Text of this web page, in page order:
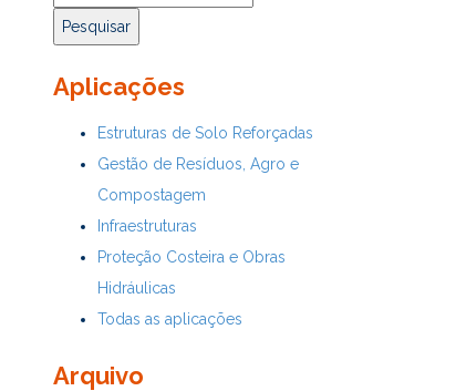
por:
Aplicações
Estruturas de Solo Reforçadas
Gestão de Resíduos, Agro e
Compostagem
Infraestruturas
Proteção Costeira e Obras
Hidráulicas
Todas as aplicações
Arquivo